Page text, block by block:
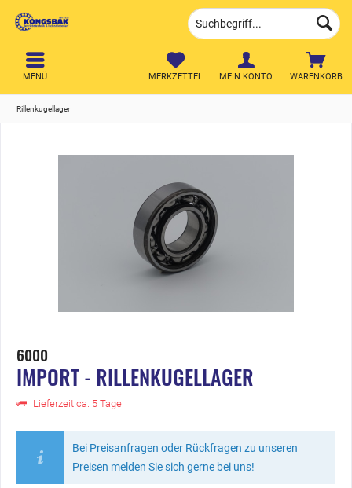
WARENKORB
MERKZETTEL MEIN KONTO
MENÜ
Rillenkugellager
6000
IMPORT - RILLENKUGELLAGER
Lieferzeit ca. 5 Tage
Bei Preisanfragen oder Rückfragen zu unseren
Preisen melden Sie sich gerne bei uns!